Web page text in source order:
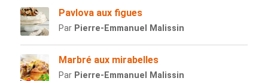
Pavlova aux figues
Par Pierre-Emmanuel Malissin
Marbré aux mirabelles
Par Pierre-Emmanuel Malissin